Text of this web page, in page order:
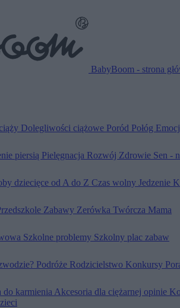
BabyBoom - strona
Dolegliwości ciążowe Poród Połóg
piersią Pielęgnacja Rozwój Zdrowie Sen -
dziecięce od A do Z Czas wolny Jedzenie
Zabawy Zerówka Twórcza Mama
Szkolne problemy Szkolny plac zabaw
Podróże Rodzicielstwo Konkursy
do karmienia Akcesoria dla ciężarnej opinie